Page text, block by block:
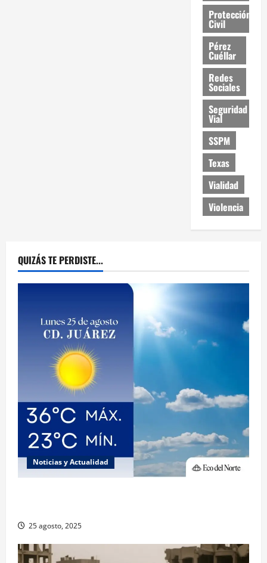
Protección
Civil
Pérez
Cuéllar
Redes
Sociales
Seguridad
Vial
SSPM
Texas
Vialidad
Violencia
QUIZÁS TE PERDISTE...
Noticias y Actualidad
25 agosto, 2025